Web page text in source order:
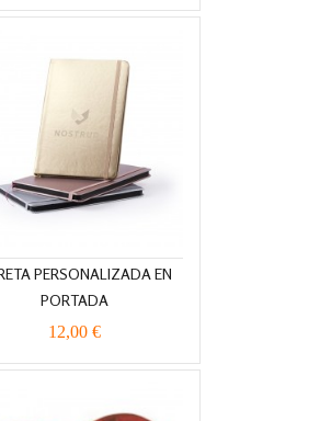
PERSONALIZADA EN
PORTADA
12,00 €